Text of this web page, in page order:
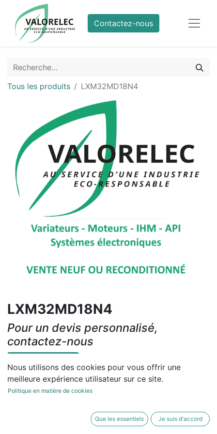
Contactez-nous
Tous les produits LXM32MD18N4
LXM32MD18N4
Pour un devis personnalisé,
contactez-nous
Conditions générales
Nous utilisons des cookies pour vous offrir une
meilleure expérience utilisateur sur ce site.
Politique en matière de cookies
Que les essentiels Je suis d'accord